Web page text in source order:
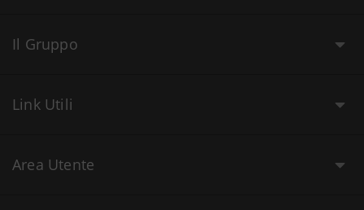
Il Gruppo
Link Utili
Area Utente